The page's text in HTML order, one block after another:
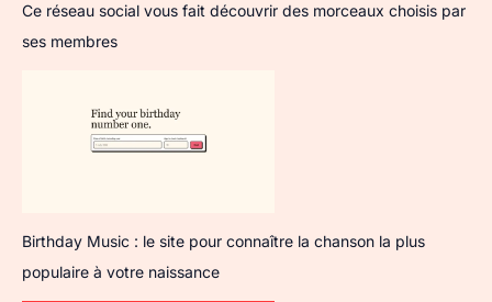
Ce réseau social vous fait découvrir des morceaux choisis par
ses membres
Birthday Music : le site pour connaître la chanson la plus
populaire à votre naissance